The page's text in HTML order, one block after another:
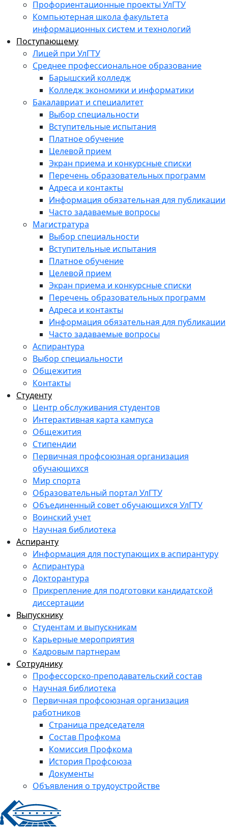
Профориентационные проекты УлГТУ
Компьютерная школа факультета
информационных систем и технологий
Поступающему
Лицей при УлГТУ
Среднее профессиональное образование
Барышский колледж
Колледж экономики и информатики
Бакалавриат и специалитет
Выбор специальности
Вступительные испытания
Платное обучение
Целевой прием
Экран приема и конкурсные списки
Перечень образовательных программ
Адреса и контакты
Информация обязательная для публикации
Часто задаваемые вопросы
Магистратура
Выбор специальности
Вступительные испытания
Платное обучение
Целевой прием
Экран приема и конкурсные списки
Перечень образовательных программ
Адреса и контакты
Информация обязательная для публикации
Часто задаваемые вопросы
Аспирантура
Выбор специальности
Общежития
Контакты
Студенту
Центр обслуживания студентов
Интерактивная карта кампуса
Общежития
Стипендии
Первичная профсоюзная организация
обучающихся
Мир спорта
Образовательный портал УлГТУ
Объединенный совет обучающихся УлГТУ
Воинский учет
Научная библиотека
Аспиранту
Информация для поступающих в аспирантуру
Аспирантура
Докторантура
Прикрепление для подготовки кандидатской
диссертации
Выпускнику
Студентам и выпускникам
Карьерные мероприятия
Кадровым партнерам
Сотруднику
Профессорско-преподавательский состав
Научная библиотека
Первичная профсоюзная организация
работников
Страница председателя
Состав Профкома
Комиссия Профкома
История Профсоюза
Документы
Объявления о трудоустройстве